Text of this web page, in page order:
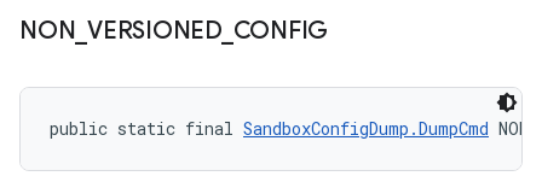
NON VERSIONED_ CONFIG
public static final SandboxConfigDump.DumpCmd